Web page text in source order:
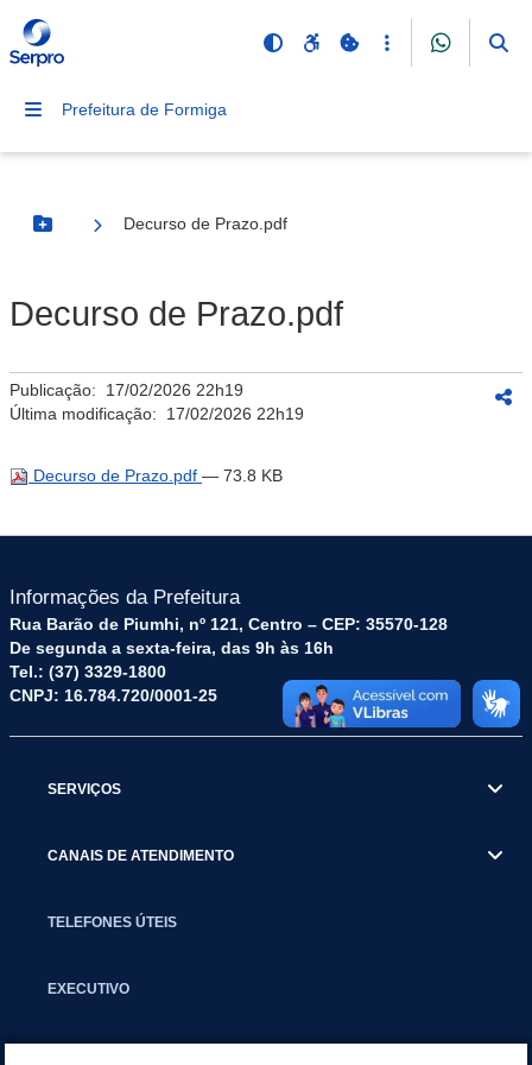
Prefeitura de Formiga
Botão Menu
Decurso de Prazo.pdf
Decurso de Prazo.pdf
Publicação: 17/02/2026 22h19
Última modificação: 17/02/2026 22h19
Decurso de Prazo.pdf — 73.8 KB
Informações da Prefeitura
Rua Barão de Piumhi, nº 121, Centro – CEP: 35570-128
De segunda a sexta-feira, das 9h às 16h
Tel.: (37) 3329-1800
CNPJ: 16.784.720/0001-25
SERVIÇOS
CANAIS DE ATENDIMENTO
TELEFONES ÚTEIS
EXECUTIVO